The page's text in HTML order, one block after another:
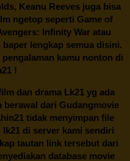
Keanu Reeves juga bisa
ngetop seperti Game of
Infinity War atau
lengkap semua disini.
kamu nonton di
!
dan dramaLk21yg ada
berawal dari Gudangmovie
tidak menyimpan file
di server kami sendiri
tautan link tersebut dari
database movie